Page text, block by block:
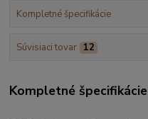
Kompletné špecifikácie
Súvisiaci tovar 12
Kompletné špecifikácie